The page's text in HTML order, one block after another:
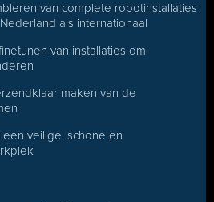
van complete robotinstallaties
als internationaal
van installaties om
maken van de
veilige, schone en